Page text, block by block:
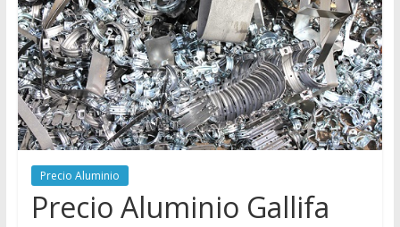
Chatarra
Directorio
de
Chatarreros
para
vender
Chatarra
Precio Aluminio
Precio Aluminio Gallifa